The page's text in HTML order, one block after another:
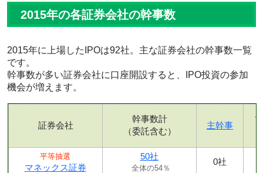
2015年の各証券会社の幹事数
2015年に上場したIPOは92社。主な証券会社の幹事数一覧
です。
幹事数が多い証券会社に口座開設すると、IPO投資の参加
機会が増えます。
証券会社
幹事数計
（委託含む）
主幹事
平等抽選
マネックス証券
50社
全体の54％
0社